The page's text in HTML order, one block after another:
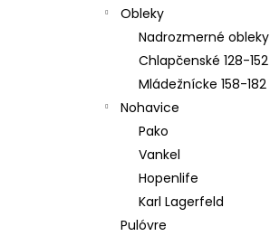
Obleky
Nadrozmerné obleky
Chlapčenské 128-152
Mládežnícke 158-182
Nohavice
Pako
Vankel
Hopenlife
Karl Lagerfeld
Pulóvre